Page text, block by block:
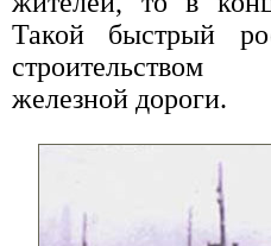
Такой быстрый
строительством
железной дороги.